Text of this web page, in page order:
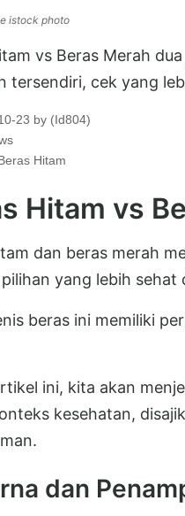
istock photo
vs Beras Merah
tersendiri, cek yang
23 by (Id804)
Hitam
Hitam vs
dan beras merah
yang lebih
beras ini memiliki
ini, kita akan
kesehatan,
dan